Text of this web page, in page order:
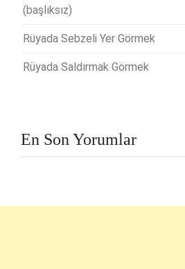
(başlıksız)
Rüyada Sebzeli Yer Görmek
Rüyada Saldırmak Görmek
En Son Yorumlar